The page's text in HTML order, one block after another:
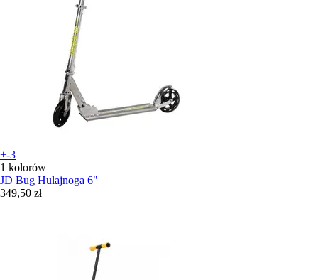
+-3
1 kolorów
JD Bug Hulajnoga 6"
349,50 zł